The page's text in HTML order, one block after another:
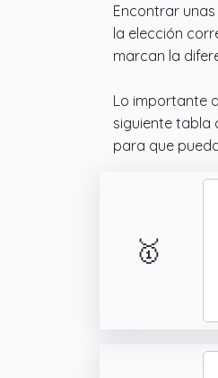
Encontrar
la elección
marcan la
Lo importante
siguiente tabla
para que
🥇